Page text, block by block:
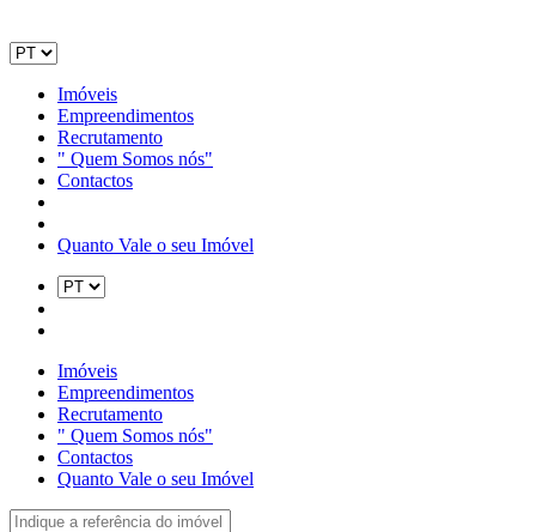
Imóveis
Empreendimentos
Recrutamento
" Quem Somos nós"
Contactos
Quanto Vale o seu Imóvel
Imóveis
Empreendimentos
Recrutamento
" Quem Somos nós"
Contactos
Quanto Vale o seu Imóvel